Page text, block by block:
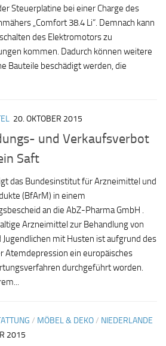
Steuerplatine bei einer Charge des
„Comfort 38.4 Li“. Demnach kann
des Elektromotors zu
kommen. Dadurch können weitere
Bauteile beschädigt werden, die
20. OKTOBER 2015
und Verkaufsverbot
Saft
das Bundesinstitut für Arzneimittel und
(BfArM) in einem
an die AbZ-Pharma GmbH .
Arzneimittel zur Behandlung von
Jugendlichen mit Husten ist aufgrund des
Atemdepression ein europäisches
durchgeführt worden.
/ MÖBEL & DEKO/ NIEDERLANDE
2015